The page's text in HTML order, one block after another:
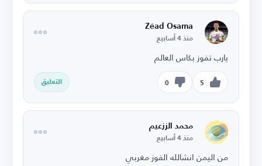
Zéad Osama
منذ 4 أسابيع
يارب تفوز بكاس العالم
5
0 التعليق
محمد الززعيم
منذ 4 أسابيع
من اليمن انشالله الفوز مغربي